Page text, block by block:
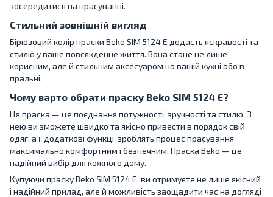
зосередитися на прасуванні.
Стильний зовнішній вигляд
Бірюзовий колір праски Beko SIM 5124 E додасть яскравості та
стилю у ваше повсякденне життя. Вона стане не лише
корисним, але й стильним аксесуаром на вашій кухні або в
пральні.
Чому варто обрати праску Beko SIM 5124 E?
Ця праска — це поєднання потужності, зручності та стилю. З
нею ви зможете швидко та якісно привести в порядок свій
одяг, а її додаткові функції зроблять процес прасування
максимально комфортним і безпечним. Праска Beko — це
надійний вибір для кожного дому.
Купуючи праску Beko SIM 5124 E, ви отримуєте не лише якісний
і надійний прилад, але й можливість заощадити час на догляді